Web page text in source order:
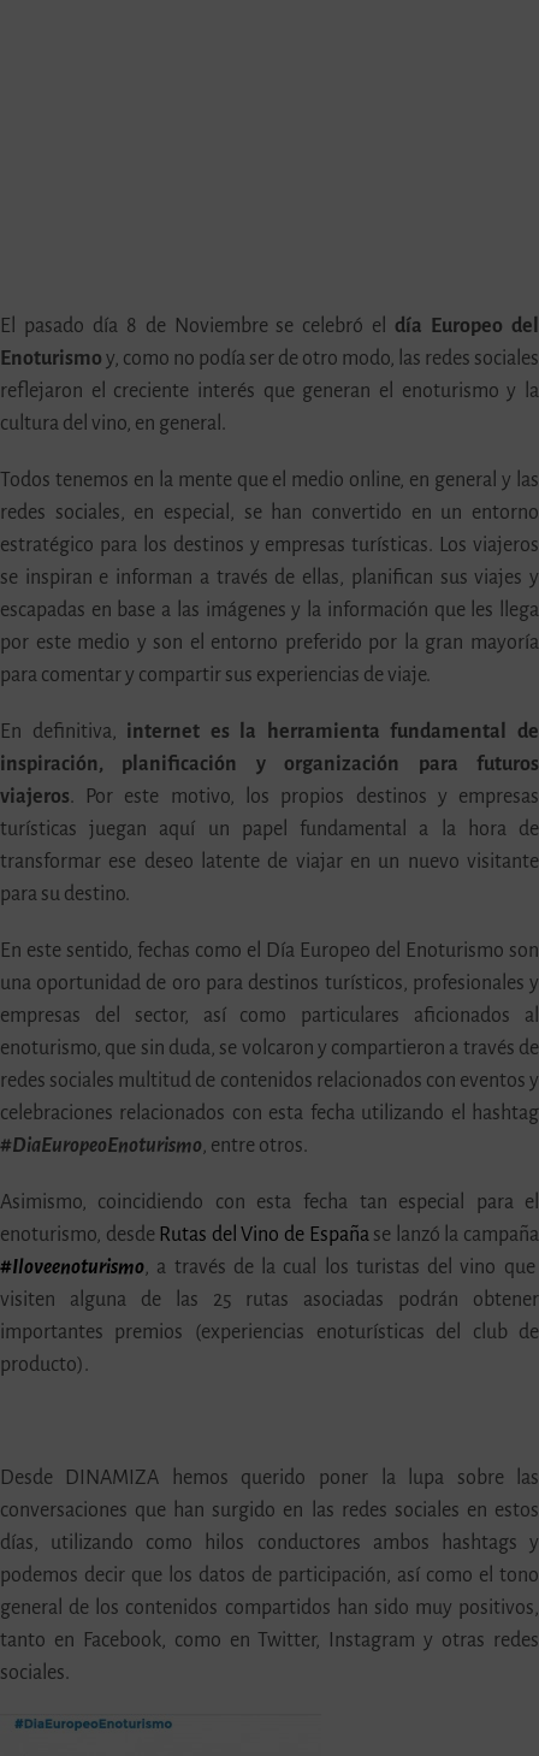
El pasado día 8 de Noviembre se celebró el
día Europeo del
Enoturismo y, como no podía ser de otro modo, las redes sociales
reflejaron el creciente interés que generan el enoturismo y la
cultura del vino, en general.
Todos tenemos en la mente que el medio online, en general y las
redes sociales, en especial, se han convertido en un entorno
estratégico para los destinos y empresas turísticas. Los viajeros
se inspiran e informan a través de ellas, planifican sus viajes y
escapadas en base a las imágenes y la información que les llega
por este medio y son el entorno preferido por la gran mayoría
para comentar y compartir sus experiencias de viaje.
En definitiva, internet es la herramienta fundamental de
inspiración, planificación y organización para futuros
viajeros. Por este motivo, los propios destinos y empresas
turísticas juegan aquí un papel fundamental a la hora de
transformar ese deseo latente de viajar en un nuevo visitante
para su destino.
En este sentido, fechas como el Día Europeo del Enoturismo son
una oportunidad de oro para destinos turísticos, profesionales y
empresas del sector, así como particulares aficionados al
enoturismo, que sin duda, se volcaron y compartieron a través de
redes sociales multitud de contenidos relacionados con eventos y
celebraciones relacionados con esta fecha utilizando el hashtag
#DiaEuropeoEnoturismo , entre otros.
Asimismo, coincidiendo con esta fecha tan especial para el
enoturismo, desde Rutas del Vino de España se lanzó la campaña
#Iloveenoturismo, a través de la cual los turistas del vino que
visiten alguna de las 25 rutas asociadas podrán obtener
importantes premios (experiencias enoturísticas del club de
producto).
Desde DINAMIZA hemos querido poner la lupa sobre las
conversaciones que han surgido en las redes sociales en estos
días, utilizando como hilos conductores ambos hashtags y
podemos decir que los datos de participación, así como el tono
general de los contenidos compartidos han sido muy positivos,
tanto en Facebook, como en Twitter, Instagram y otras redes
sociales.